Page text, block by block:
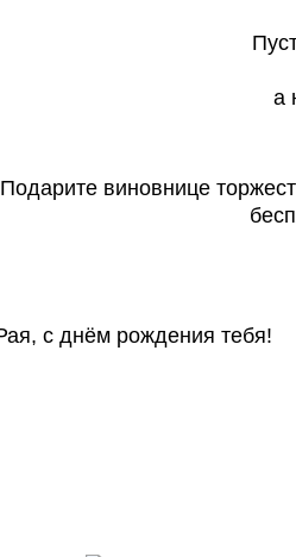
а
Подарите виновнице